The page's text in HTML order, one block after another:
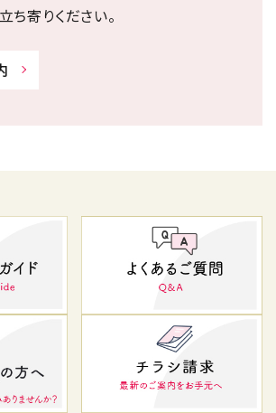
ち寄りください。